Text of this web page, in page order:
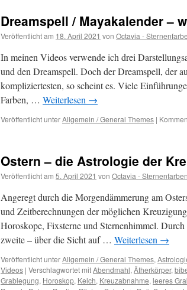
Dreamspell / Mayakalender –
Veröffentlicht am 18. April 2021 von Octavia -
In meinen Videos verwende ich drei
und den Dreamspell. Doch der Dreamspell, der
kompliziertesten, so scheint es. Viele
Farben, … Weiterlesen →
Veröffentlicht unterAllgemein / General Themes |
Ostern – die Astrologie der
Veröffentlicht am 5. April 2021 von Octavia - Sternenfarben
Angeregt durch die Morgendämmerung am
und Zeitberechnungen der möglichen
Horoskope, Fixsterne und Sternenhimmel.
zweite – über die Sicht auf … Weiterlesen →
Veröffentlicht unterAllgemein / General Themes,
Videos | Verschlagwortet mitAbendmahl, Ätherkörper,
Grablegung, Horoskop, Kelch, Kreuzabnahme, leeres